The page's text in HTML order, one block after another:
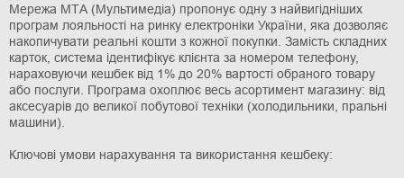
Мережа МТА (Мультимедіа) пропонує одну з найвигідніших
програм лояльності на ринку електроніки України, яка дозволяє
накопичувати реальні кошти з кожної покупки. Замість складних
карток, система ідентифікує клієнта за номером телефону,
нараховуючи кешбек від 1% до 20% вартості обраного товару
або послуги. Програма охоплює весь асортимент магазину: від
аксесуарів до великої побутової техніки (холодильники, пральні
машини).
Ключові умови нарахування та використання кешбеку: